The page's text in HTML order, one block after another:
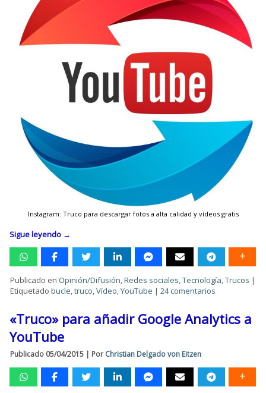
Instagram: Truco para descargar fotos a alta calidad y vídeos gratis
Sigue leyendo →
Publicado en Opinión/Difusión,Redes sociales,Tecnología,Trucos |
Etiquetado bucle,truco,Vídeo,YouTube |24 comentarios
«Truco» para añadir Google Analytics a
YouTube
Publicado 05/04/2015 | Por Christian Delgado von Eitzen